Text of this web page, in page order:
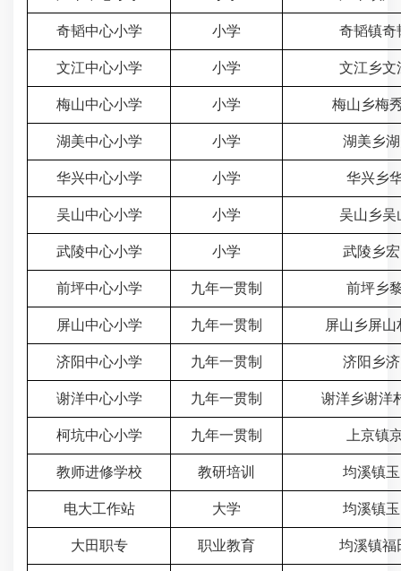
奇韬中心小学 小学 奇韬镇奇
文江中心小学 小学 文江乡文
梅山中心小学 小学 梅山乡梅
湖美中心小学 小学 湖美乡
华兴中心小学 小学 华兴乡
吴山中心小学 小学 吴山乡吴
武陵中心小学 小学 武陵乡
前坪中心小学 九年一贯制 前坪乡
屏山中心小学 九年一贯制 屏山乡屏山
济阳中心小学 九年一贯制 济阳乡
谢洋中心小学 九年一贯制 谢洋乡谢洋
柯坑中心小学 九年一贯制 上京镇
教师进修学校 教研培训 均溪镇
电大工作站 大学 均溪镇
大田职专 职业教育 均溪镇福